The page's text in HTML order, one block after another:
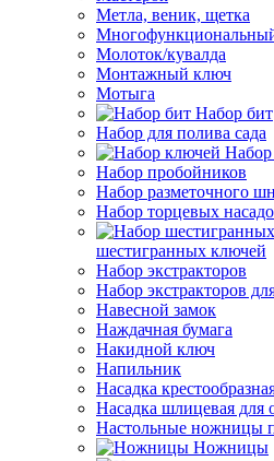
Метла, веник, щетка
Молоток/кувалда
Монтажный ключ
Мотыга
Набор бит
Набор для полива сада
Набор пробойников
Набор разметочного
Набор торцевых
шестигранных ключей
Набор экстракторов
Набор экстракторов
Навесной замок
Наждачная бумага
Накидной ключ
Напильник
Насадка
Насадка шлицевая для
Настольные ножницы
Ножницы